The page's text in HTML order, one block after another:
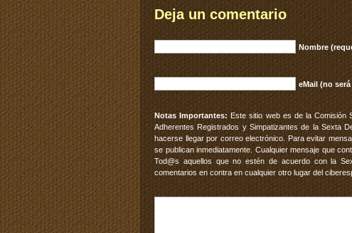
Deja un comentario
Nombre
eMail (no
Notas Importantes: Este sitio web es de la Comisión
Adherentes Registrados y Simpatizantes de la Sexta
hacerse llegar por correo electrónico. Para evitar
se publican inmediatamente. Cualquier mensaje que
Tod@s aquellos que no estén de acuerdo con la
comentarios en contra en cualquier otro lugar del